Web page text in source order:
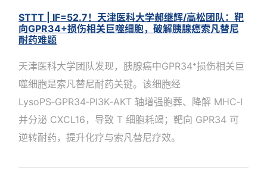
STTT | IF=52.7！天津医科大学郝继辉/高松团队：靶
向GPR34+损伤相关巨噬细胞，破解胰腺癌索凡替尼
耐药难题
天津医科大学团队发现，胰腺癌中GPR34⁺损伤相关巨
噬细胞是索凡替尼耐药关键。该细胞经
LysoPS‑GPR34‑PI3K‑AKT 轴增强胞葬、降解 MHC‑I
并分泌 CXCL16，导致 T 细胞耗竭；靶向 GPR34 可
逆转耐药，提升化疗与索凡替尼疗效。